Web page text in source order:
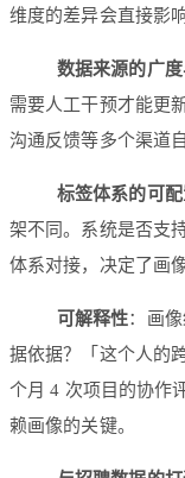
维度的差异会直接影
数据来源的广
需要人工干预才能更
沟通反馈等多个渠道
标签体系的可
架不同。系统是否支
体系对接，决定了画
可解释性：画
据依据？「这个人的
个月 4 次项目的协作
赖画像的关键。